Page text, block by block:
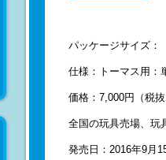
パッケージサイズ：
仕様：トーマス用
価格：7,000円（税
全国の玩具売場、玩
発売日：2016年9月